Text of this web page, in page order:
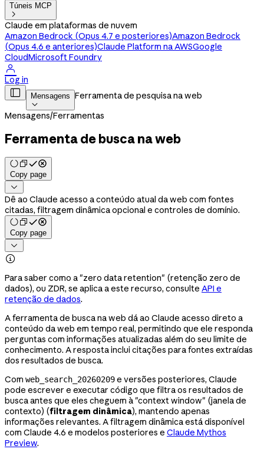
Túneis MCP

Claude em plataformas de nuvem
Amazon Bedrock (Opus 4.7 e posteriores)Amazon Bedrock
(Opus 4.6 e anteriores)Claude Platform na AWSGoogle
CloudMicrosoft Foundry

Log in
 Mensagens

Ferramenta de pesquisa na web
Mensagens/Ferramentas
Ferramenta de busca na web
Copy page

Dê ao Claude acesso a conteúdo atual da web com fontes
citadas, filtragem dinâmica opcional e controles de domínio.
Copy page


Para saber como a "zero data retention" (retenção zero de
dados), ou ZDR, se aplica a este recurso, consulte API e
retenção de dados.
A ferramenta de busca na web dá ao Claude acesso direto a
conteúdo da web em tempo real, permitindo que ele responda
perguntas com informações atualizadas além do seu limite de
conhecimento. A resposta inclui citações para fontes extraídas
dos resultados de busca.
Com web_search_20260209e versões posteriores, Claude
pode escrever e executar código que filtra os resultados de
busca antes que eles cheguem à "context window" (janela de
contexto) (filtragem dinâmica), mantendo apenas
informações relevantes. A filtragem dinâmica está disponível
com Claude 4.6 e modelos posteriores e Claude Mythos
Preview.